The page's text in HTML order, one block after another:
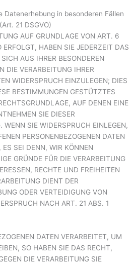
Datenerhebung in besonderen Fällen
21 DSGVO)
AUF GRUNDLAGE VON ART. 6
HABEN SIE JEDERZEIT DAS
AUS IHRER BESONDEREN
DIE VERARBEITUNG IHRER
WIDERSPRUCH EINZULEGEN; DIES
BESTIMMUNGEN GESTÜTZTES
AUF DENEN EINE
SIE DIESER
WENN SIE WIDERSPRUCH EINLEGEN,
PERSONENBEZOGENEN DATEN
SEI DENN, WIR KÖNNEN
GRÜNDE FÜR DIE VERARBEITUNG
RECHTE UND FREIHEITEN
DIENT DER
ODER VERTEIDIGUNG VON
NACH ART. 21 ABS. 1
DATEN VERARBEITET, UM
SO HABEN SIE DAS RECHT,
DIE VERARBEITUNG SIE